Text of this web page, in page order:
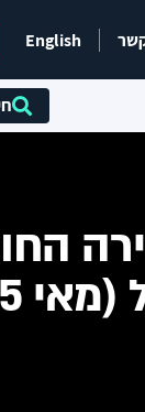
English
2025)